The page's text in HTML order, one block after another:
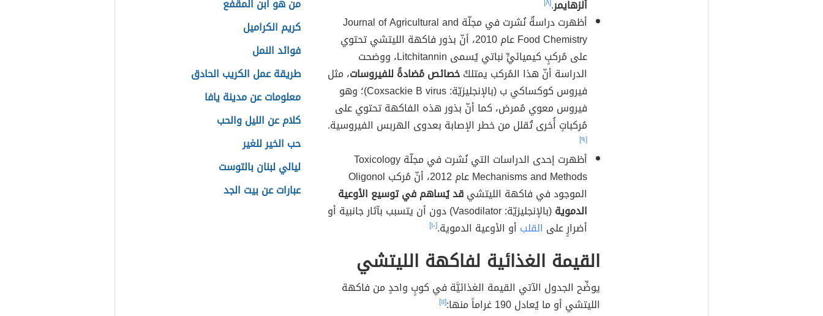
ألزهايمر.
أظهرت دراسةٌ نُشرت في مجلّة Journal of Agricultural and
Food Chemistry عام 2010، أنّ بذور فاكهة الليتشي تحتوي
على مُركبٍ كيميائيٍّ نباتي يُسمى Litchitannin، ووضحت
الدراسة أنّ هذا المُركب يمتلكُخصائص مُضادةً للفيروسات، مثل
فيروس كوكساكي ب (بالإنجليزيّة: Coxsackie B virus)؛ وهو
فيروس معوي مُمرض، كما أنّ بذور هذه الفاكهة تحتوي على
مُركباتٍ أُخرى تُقلل من خطر الإصابة بعدوى الهربس الفيروسية.
[٩]
أظهرت إحدى الدراسات التي نُشرت في مجلّة Toxicology
Mechanisms and Methods عام 2012، أنّ مُركب Oligonol
الموجود في فاكهة الليتشيقد يُساهم في توسيع الأوعية
الدموية
(بالإنجليزيّة: Vasodilator) دون أن يتسبب بآثار جانبية أو
أضرارٍ على القلب أو الأوعية الدموية.[١٠]
القيمة الغذائية لفاكهة الليتشي
يوضِّح الجدول الآتي القيمة الغذائيَّة في كوبٍ واحدٍ من فاكهة
الليتشي أو ما يُعادل 190 غراماً منها:
[١١]
من هو ابن المقفع
كريم الكراميل
فوائد النمل
طريقة عمل الكريب الحادق
معلومات عن مدينة يافا
كلام عن الليل والحب
حب الخير للغير
ليالي لبنان بالتوست
عبارات عن بيت الجد